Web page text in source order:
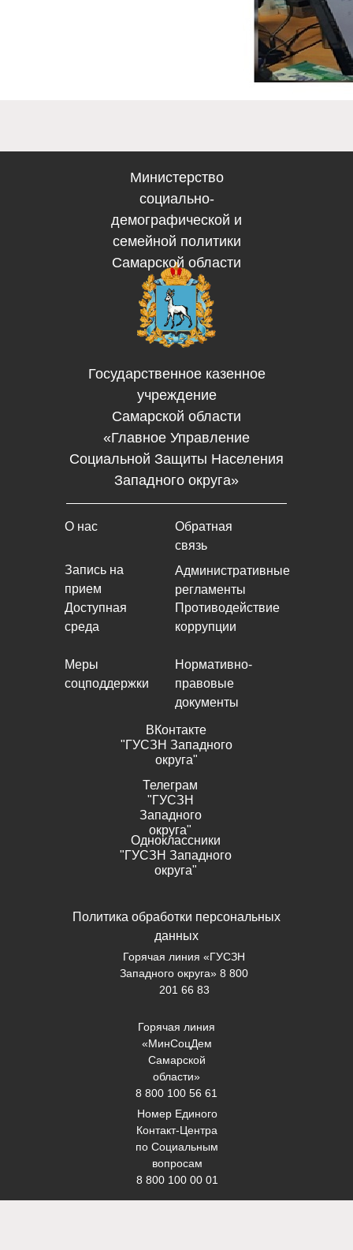
Министерство
социально-
демографической и
семейной политики
Самарской области
Горячая линия «ГУСЗН
Западного округа» 8 800
201 66 83
Горячая линия
«МинСоцДем
Самарской
области»
8 800 100 56 61
Номер Единого
Контакт-Центра
по Социальным
вопросам
8 800 100 00 01
О нас
Противодействие
коррупции
Доступная
среда
Меры
соцподдержки
Политика обработки персональных
данных
Обратная
связь
Административные
регламенты
Нормативно-
правовые
документы
Запись на
прием
ВКонтакте
"ГУСЗН Западного
округа"
Телеграм
"ГУСЗН
Западного
округа"
Одноклассники
"ГУСЗН Западного
округа"
Государственное казенное
учреждение
Самарской области
«Главное Управление
Социальной Защиты Населения
Западного округа»